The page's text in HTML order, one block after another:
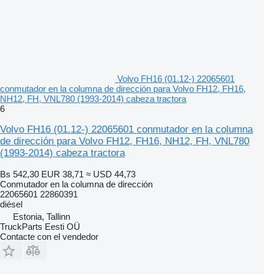
Volvo FH16 (01.12-) 22065601
conmutador en la columna de dirección para Volvo FH12, FH16,
NH12, FH, VNL780 (1993-2014) cabeza tractora
6
Volvo FH16 (01.12-) 22065601 conmutador en la columna
de dirección para Volvo FH12, FH16, NH12, FH, VNL780
(1993-2014) cabeza tractora
Bs 542,30 EUR 38,71 ≈ USD 44,73
Conmutador en la columna de dirección
22065601 22860391
diésel
Estonia, Tallinn
TruckParts Eesti OÜ
Contacte con el vendedor